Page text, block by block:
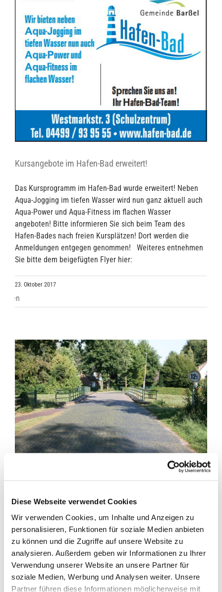
Diese Webseite verwendet Cookies
Wir verwenden Cookies, um Inhalte und Anzeigen zu
personalisieren, Funktionen für soziale Medien anbieten
zu können und die Zugriffe auf unsere Website zu
analysieren. Außerdem geben wir Informationen zu Ihrer
Verwendung unserer Website an unsere Partner für
soziale Medien, Werbung und Analysen weiter. Unsere
Partner führen diese Informationen möglicherweise mit
Kursangebote im Hafen-Bad erweitert!
Das Kursprogramm im Hafen-Bad wurde erweitert! Neben
Aqua-Jogging im tiefen Wasser wird nun ganz aktuell auch
Aqua-Power und Aqua-Fitness im flachen Wasser
angeboten! Bitte informieren Sie sich beim Team des
Hafen-Bades nach freien Kursplätzen! Dort werden die
Anmeldungen entgegen genommen! Weiteres entnehmen
Sie bitte dem beigefügten Flyer hier:
23. Oktober 2017
Die Brücke im Zuge der Straße "Zum Walde" in Harkebrügge
wird im Zeitraum 16.10.2017 bis 03.11.2017 saniert und
daher für den Verkehr voll gesperrt. Der Brückenbelag ist
abgängig und wird daher erneuert. Eine Umleitung ist
entsprechend ausgeschildert. Wir bitten um Verständnis!
Ihre Gemeindeverwaltung